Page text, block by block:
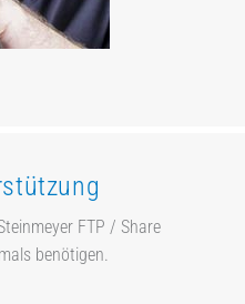
FTP / Share
benötigen.